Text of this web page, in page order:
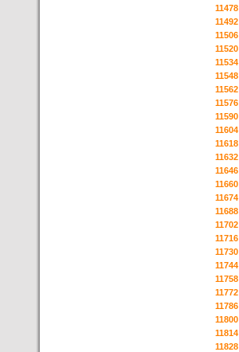
11478
11492
11506
11520
11534
11548
11562
11576
11590
11604
11618
11632
11646
11660
11674
11688
11702
11716
11730
11744
11758
11772
11786
11800
11814
11828